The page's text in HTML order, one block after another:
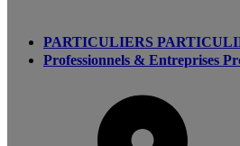
PARTICULIERS
Professionnels & Entreprises